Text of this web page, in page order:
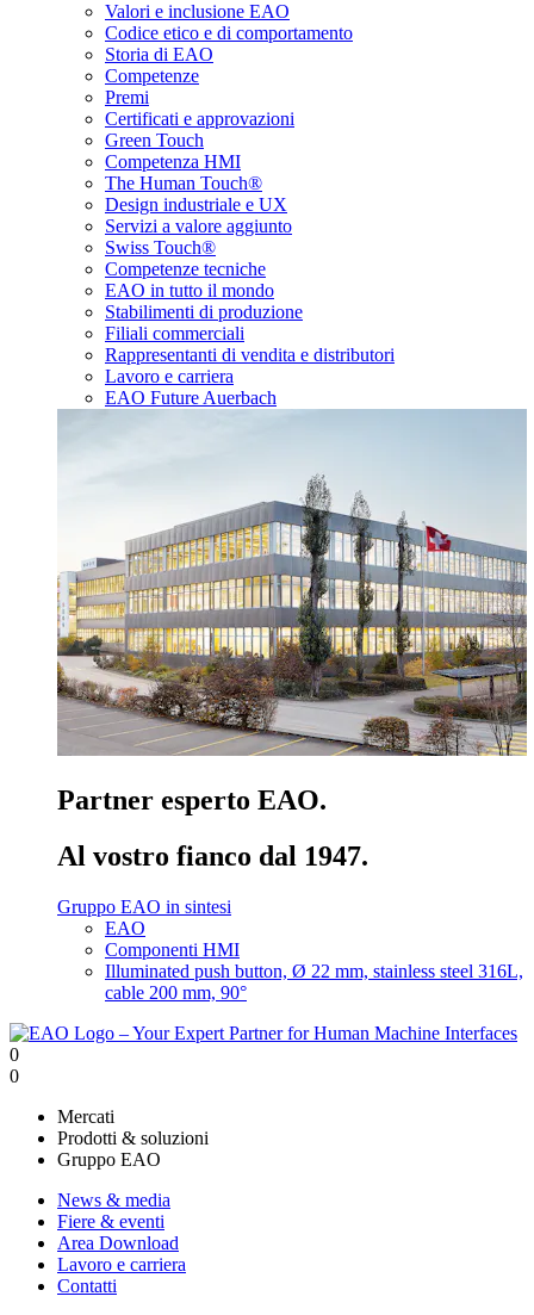
Valori e inclusione EAO
Codice etico e di comportamento
Storia di EAO
Competenze
Premi
Certificati e approvazioni
Green Touch
Competenza HMI
The Human Touch®
Design industriale e UX
Servizi a valore aggiunto
Swiss Touch®
Competenze tecniche
EAO in tutto il mondo
Stabilimenti di produzione
Filiali commerciali
Rappresentanti di vendita e distributori
Lavoro e carriera
EAO Future Auerbach
Partner esperto EAO.
Al vostro fianco dal 1947.
Gruppo EAO in sintesi
EAO
Componenti HMI
Illuminated push button, Ø 22 mm, stainless steel 316L,
cable 200 mm, 90°
0
0
Mercati
Prodotti & soluzioni
Gruppo EAO
News & media
Fiere & eventi
Area Download
Lavoro e carriera
Contatti